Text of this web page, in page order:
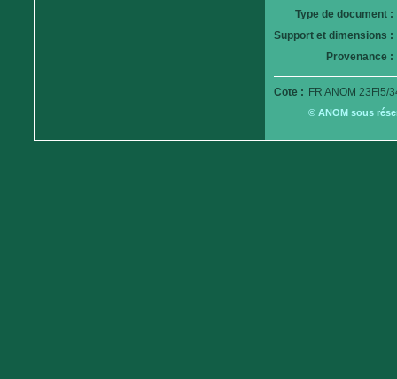
Type de document :
Support et dimensions :
Provenance :
Cote : FR ANOM 23Fi5/
© ANOM sous